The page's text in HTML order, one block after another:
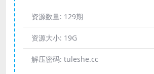
资源数量: 129期
资源大小: 19G
解压密码: tuleshe.cc